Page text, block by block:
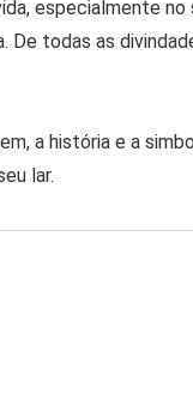
especialmente no
De todas as
a história e a
lar.